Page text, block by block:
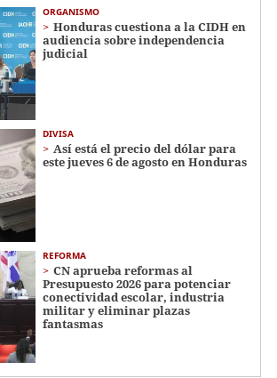
ORGANISMO
Honduras cuestiona a la CIDH en
audiencia sobre independencia
judicial
DIVISA
Así está el precio del dólar para
este jueves 6 de agosto en Honduras
REFORMA
CN aprueba reformas al
Presupuesto 2026 para potenciar
conectividad escolar, industria
militar y eliminar plazas
fantasmas